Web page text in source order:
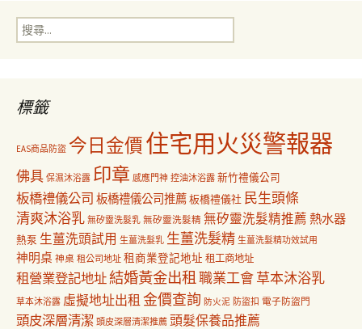
覽
搜
尋
標籤
EAS商品防盜 今日金價住宅用火災警報器
佛具 保濕沐浴露 印章 感應門神 控油沐浴露 新竹禮儀公司
板橋禮儀公司 板橋禮儀公司推薦板橋禮儀社 民生頭條
清爽沐浴乳 無矽靈洗髮乳 無矽靈洗髮精 無矽靈洗髮精推薦 熱水器
熱泵 生薑洗頭試用 生薑洗髮乳 生薑洗髮精 生薑洗髮精功效試用
神明桌 神桌 租公司地址 租商業登記地址 租工商地址
租營業登記地址結婚黃金出租職業工會草本沐浴乳
草本沐浴露 虛擬地址出租 金價查詢 防火泥 防盜扣 電子防盜門
頭皮深層清潔 頭皮深層清潔推薦 頭髮保養品推薦